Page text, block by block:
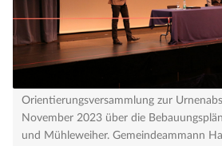
Orientierungsversammlung zur
November 2023 über die
und Mühleweiher. Gemeindeammann